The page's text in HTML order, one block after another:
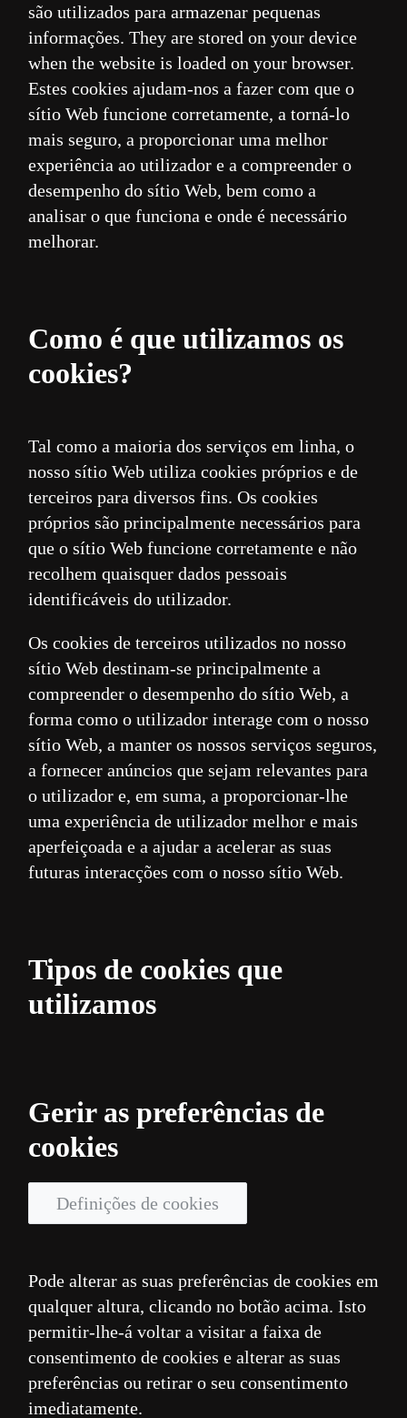
são utilizados para armazenar pequenas
informações. They are stored on your device
when the website is loaded on your browser.
Estes cookies ajudam-nos a fazer com que o
sítio Web funcione corretamente, a torná-lo
mais seguro, a proporcionar uma melhor
experiência ao utilizador e a compreender o
desempenho do sítio Web, bem como a
analisar o que funciona e onde é necessário
melhorar.
Como é que utilizamos os
cookies?
Tal como a maioria dos serviços em linha, o
nosso sítio Web utiliza cookies próprios e de
terceiros para diversos fins. Os cookies
próprios são principalmente necessários para
que o sítio Web funcione corretamente e não
recolhem quaisquer dados pessoais
identificáveis do utilizador.
Os cookies de terceiros utilizados no nosso
sítio Web destinam-se principalmente a
compreender o desempenho do sítio Web, a
forma como o utilizador interage com o nosso
sítio Web, a manter os nossos serviços seguros,
a fornecer anúncios que sejam relevantes para
o utilizador e, em suma, a proporcionar-lhe
uma experiência de utilizador melhor e mais
aperfeiçoada e a ajudar a acelerar as suas
futuras interacções com o nosso sítio Web.
Tipos de cookies que
utilizamos
Gerir as preferências de
cookies
Definições de cookies
Pode alterar as suas preferências de cookies em
qualquer altura, clicando no botão acima. Isto
permitir-lhe-á voltar a visitar a faixa de
consentimento de cookies e alterar as suas
preferências ou retirar o seu consentimento
imediatamente.